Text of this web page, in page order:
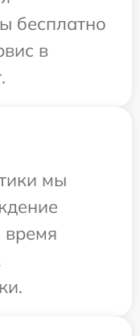
бесплатно
в
мы
время